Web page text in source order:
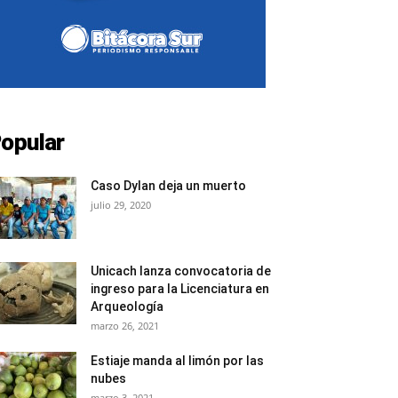
Caso Dylan deja un muerto
julio 29, 2020
Unicach lanza convocatoria de
ingreso para la Licenciatura en
Arqueología
marzo 26, 2021
Estiaje manda al limón por las
nubes